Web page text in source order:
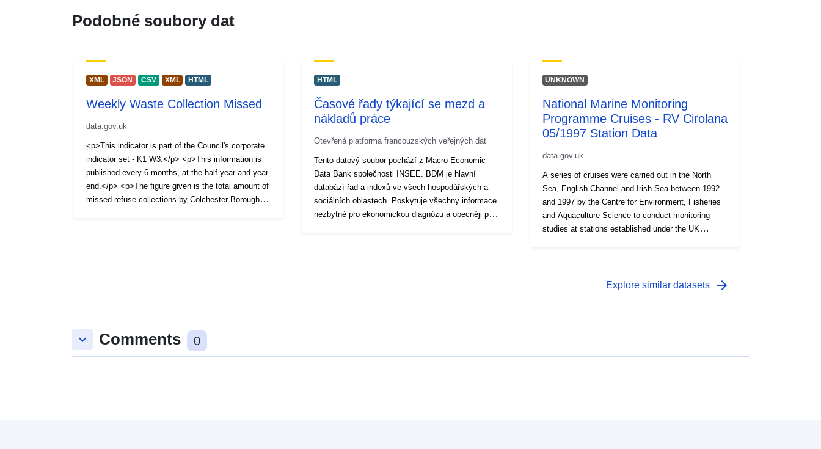
Podobné soubory dat
XML JSON CSV XML HTML
Weekly Waste Collection Missed
data.gov.uk
<p>This indicator is part of the Council's corporate
indicator set - K1 W3.</p> <p>This information is
published every 6 months, at the half year and year
end.</p> <p>The figure given is the total amount of
missed refuse collections by Colchester Borough
HTML
Časové řady týkající se mezd a
nákladů práce
Otevřená platforma francouzských veřejných dat
Tento datový soubor pochází z Macro-Economic
Data Bank společnosti INSEE. BDM je hlavní
databází řad a indexů ve všech hospodářských a
sociálních oblastech. Poskytuje všechny informace
nezbytné pro ekonomickou diagnózu a obecněji pro
UNKNOWN
National Marine Monitoring
Programme Cruises - RV Cirolana
05/1997 Station Data
data.gov.uk
A series of cruises were carried out in the North
Sea, English Channel and Irish Sea between 1992
and 1997 by the Centre for Environment, Fisheries
and Aquaculture Science to conduct monitoring
studies at stations established under the UK
studies. This data consists of the station locations
Explore similar datasets arrow_forward
keyboard_arrow_down Comments 0